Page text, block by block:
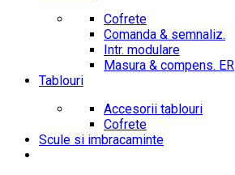
Cofrete
Comanda & semnaliz.
Intr. modulare
Masura & compens. ER
Tablouri
Accesorii tablouri
Cofrete
Scule si imbracaminte